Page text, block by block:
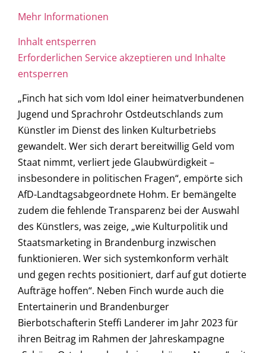
Mehr Informationen
Inhalt entsperren
Erforderlichen Service akzeptieren und Inhalte
entsperren
„Finch hat sich vom Idol einer heimatverbundenen
Jugend und Sprachrohr Ostdeutschlands zum
Künstler im Dienst des linken Kulturbetriebs
gewandelt. Wer sich derart bereitwillig Geld vom
Staat nimmt, verliert jede Glaubwürdigkeit –
insbesondere in politischen Fragen“, empörte sich
AfD-Landtagsabgeordnete Hohm. Er bemängelte
zudem die fehlende Transparenz bei der Auswahl
des Künstlers, was zeige, „wie Kulturpolitik und
Staatsmarketing in Brandenburg inzwischen
funktionieren. Wer sich systemkonform verhält
und gegen rechts positioniert, darf auf gut dotierte
Aufträge hoffen“. Neben Finch wurde auch die
Entertainerin und Brandenburger
Bierbotschafterin Steffi Landerer im Jahr 2023 für
ihren Beitrag im Rahmen der Jahreskampagne